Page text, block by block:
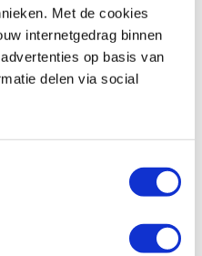
Met de cookies
internetgedrag binnen
op basis van
delen via social
Honda
ADV 350
€ 8.299,-